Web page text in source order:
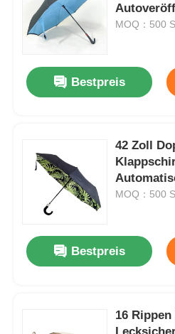
Über uns
Qualitätskontrolle
Nachrichten
Alle Fälle
Golfregenschirme
MOQ：500
Bestpreis
42 Zoll
Schließen
MOQ：500
Bestpreis
16